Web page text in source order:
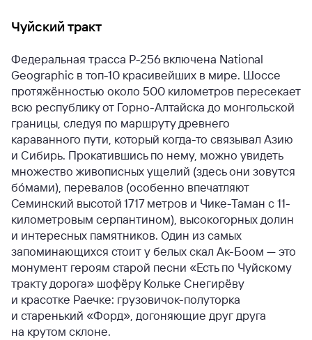
Чуйский тракт
Федеральная трасса Р-256 включена National
Geographic в топ-10 красивейших в мире. Шоссе
протяжённостью около 500 километров пересекает
всю республику от Горно-Алтайска до монгольской
границы, следуя по маршруту древнего
караванного пути, который когда-то связывал Азию
и Сибирь. Прокатившись по нему, можно увидеть
множество живописных ущелий (здесь они зовутся
бóмами), перевалов (особенно впечатляют
Семинский высотой 1717 метров и Чике-Таман с 11-
километровым серпантином), высокогорных долин
и интересных памятников. Один из самых
запоминающихся стоит у белых скал Ак-Боом — это
монумент героям старой песни «Есть по Чуйскому
тракту дорога» шофёру Кольке Снегирёву
и красотке Раечке: грузовичок-полуторка
и старенький «Форд», догоняющие друг друга
на крутом склоне.